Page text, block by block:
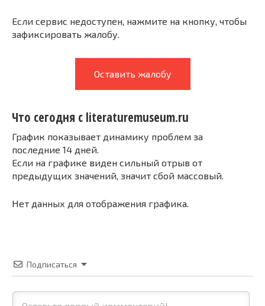
Если сервис недоступен, нажмите на кнопку, чтобы
зафиксировать жалобу.
Оставить жалобу
Что сегодня с literaturemuseum.ru
График показывает динамику проблем за
последние 14 дней.
Если на графике виден сильный отрыв от
предыдущих значений, значит сбой массовый.
Нет данных для отображения графика.
Подписаться